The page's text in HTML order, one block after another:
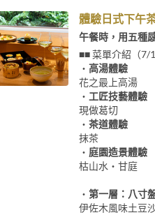
體驗日式下午
午餐時，用五種
■■ 菜單介紹（7/
・ 高湯體驗
花之最上高湯
・ 工匠技藝體驗
現做葛切
・ 茶道體驗
抹茶
・ 庭園造景體驗
枯山水・甘庭
・ 第一層：八寸
伊佐木風味土豆